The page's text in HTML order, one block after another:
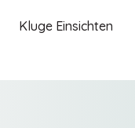
Kluge Einsichten